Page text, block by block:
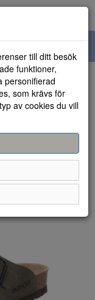
till ditt besök
funktioner,
personifierad
som krävs för
av cookies du vill